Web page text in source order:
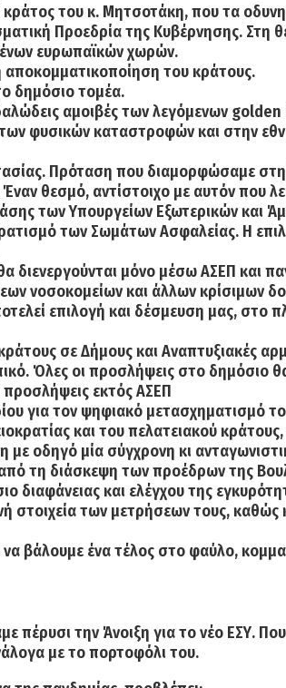
του κ. Μητσοτάκη, που τα
Προεδρία της Κυβέρνησης. Στη
ευρωπαϊκών χωρών.
του κράτους.
δημόσιο τομέα.
αμοιβές των λεγόμενων
φυσικών καταστροφών και στην
Πρόταση που διαμορφώσαμε
θεσμό, αντίστοιχο με αυτόν που
των Υπουργείων Εξωτερικών και
των Σωμάτων Ασφαλείας. Η
διενεργούνται μόνο μέσω ΑΣΕΠ και
νοσοκομείων και άλλων κρίσιμων
επιλογή και δέσμευση μας,
σε Δήμους και Αναπτυξιακές
Όλες οι προσλήψεις στο δημόσιο
εκτός ΑΣΕΠ
για τον ψηφιακό
και του πελατειακού
οδηγό μία σύγχρονη κι
τη διάσκεψη των προέδρων της
διαφάνειας και ελέγχου της
στοιχεία των μετρήσεων τους,
βάλουμε ένα τέλος στο φαύλο,
την Άνοιξη για το νέο ΕΣΥ.
με το πορτοφόλι του.